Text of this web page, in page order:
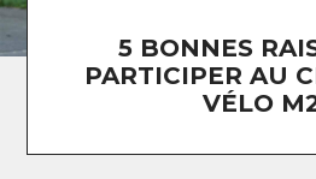
5 BONNES
PARTICIPER AU
VÉLO